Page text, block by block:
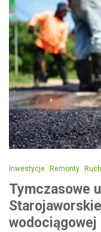
Inwestycje Remonty
Tymczasowe